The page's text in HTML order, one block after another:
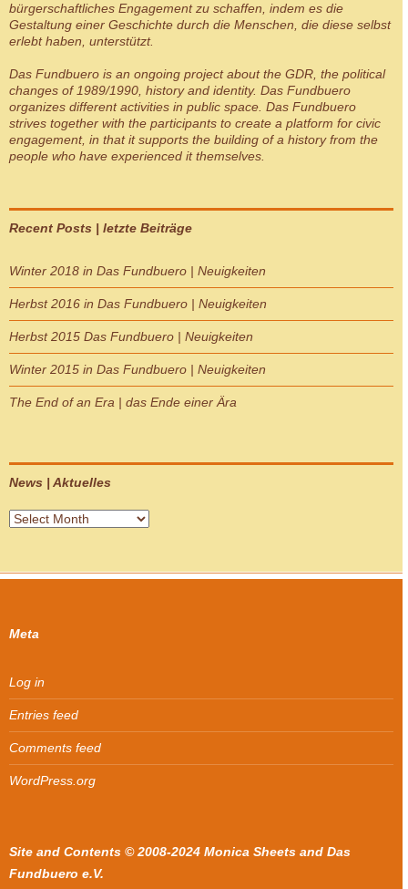
bürgerschaftliches Engagement zu schaffen, indem es die
Gestaltung einer Geschichte durch die Menschen, die diese selbst
erlebt haben, unterstützt.
Das Fundbuero is an ongoing project about the GDR, the political
changes of 1989/1990, history and identity. Das Fundbuero
organizes different activities in public space. Das Fundbuero
strives together with the participants to create a platform for civic
engagement, in that it supports the building of a history from the
people who have experienced it themselves.
Recent Posts | letzte Beiträge
Winter 2018 in Das Fundbuero | Neuigkeiten
Herbst 2016 in Das Fundbuero | Neuigkeiten
Herbst 2015 Das Fundbuero | Neuigkeiten
Winter 2015 in Das Fundbuero | Neuigkeiten
The End of an Era | das Ende einer Ära
News | Aktuelles
News
Meta
Log in
Entries feed
Comments feed
WordPress.org
Site and Contents © 2008-2024 Monica Sheets and Das
Fundbuero e.V.